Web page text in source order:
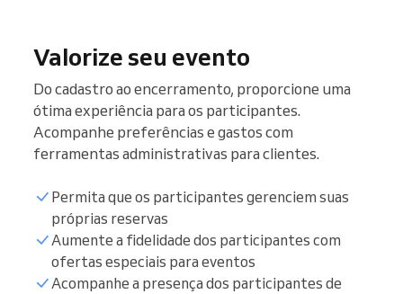
Valorize seu evento
Do cadastro ao encerramento, proporcione uma
ótima experiência para os participantes.
Acompanhe preferências e gastos com
ferramentas administrativas para clientes.
Permita que os participantes gerenciem suas
próprias reservas
Aumente a fidelidade dos participantes com
ofertas especiais para eventos
Acompanhe a presença dos participantes de